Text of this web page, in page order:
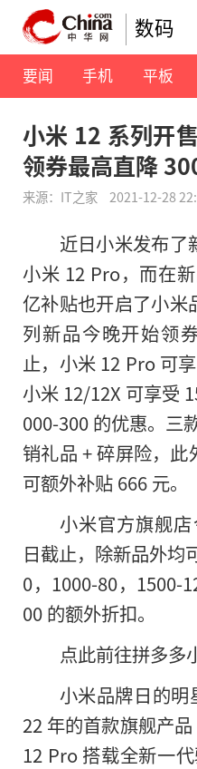
数码
要闻 手机 平板
小米 12 系列开
领券最高直降
来源：IT之家 2021-12-28
近日小米发布了
小米 12 Pro，而在
亿补贴也开启了小米
列新品今晚开始领
止，小米 12 Pro 可
小米 12/12X 可享受
000-300 的优惠。三
销礼品 + 碎屏险，
可额外补贴 666 元。
小米官方旗舰
日截止，除新品外均
0，1000-80，1500-
00 的额外折扣。
点此前往拼多多
小米品牌日的
22 年的首款旗舰产
12 Pro 搭载全新一